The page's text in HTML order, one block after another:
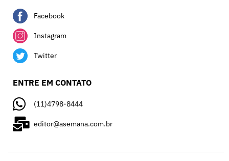
Facebook
Instagram
Twitter
ENTRE EM CONTATO
(11)4798-8444
editor@asemana.com.br